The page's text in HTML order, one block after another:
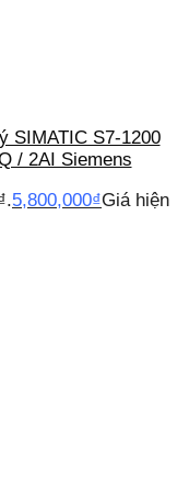
SIMATIC S7-1200
/ 2AI Siemens
5,800,000₫Giá hiện